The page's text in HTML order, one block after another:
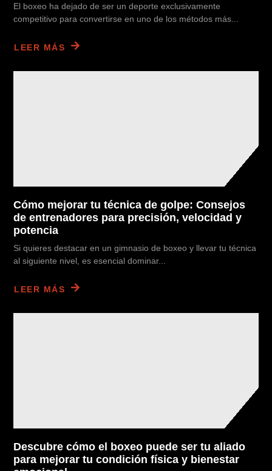
El boxeo ha dejado de ser un deporte exclusivamente
competitivo para convertirse en uno de los métodos más...
LEER MÁS
Cómo mejorar tu técnica de golpe: Consejos
de entrenadores para precisión, velocidad y
potencia
Si quieres destacar en un gimnasio de boxeo y llevar tu técnica
al siguiente nivel, es esencial dominar...
LEER MÁS
Descubre cómo el boxeo puede ser tu aliado
para mejorar tu condición física y bienestar